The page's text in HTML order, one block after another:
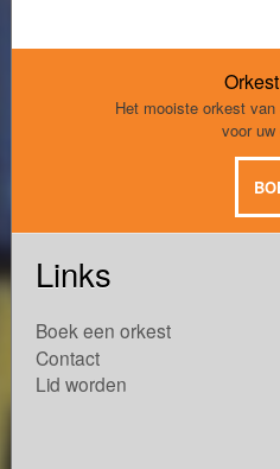
Het mooiste orkest
voor
Links
Boek een orkest
Contact
Lid worden